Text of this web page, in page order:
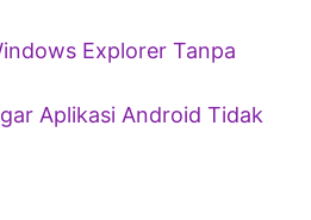
Explorer Tanpa
Aplikasi Android Tidak